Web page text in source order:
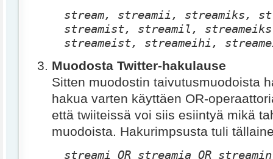
stream, streamii, streamiks,
streamist, streamil,
streameist, streameihi,
Muodosta Twitter-hakulause
Sitten muodostin taivutusmuodoista
hakua varten käyttäen OR-
että twiiteissä voi siis esiintyä mikä
muodoista. Hakurimpsusta tuli
streami OR streamia OR